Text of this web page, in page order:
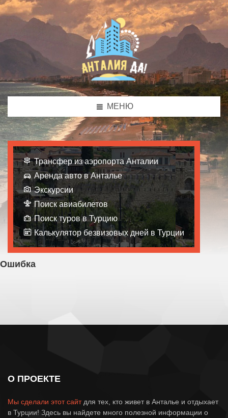
МЕНЮ
Трансфер из аэропорта Анталии
Аренда авто в Анталье
Экскурсии
Поиск авиабилетов
Поиск туров в Турцию
Калькулятор безвизовых дней в Турции
Ошибка
О ПРОЕКТЕ
Мы сделали этот сайтдля тех, кто живет в Анталье и отдыхает
в Турции! Здесь вы найдете много полезной информации о